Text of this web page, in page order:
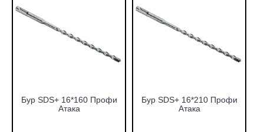
Бур SDS+ 16*160 Профи
Атака
Бур SDS+ 16*210 Профи
Атака